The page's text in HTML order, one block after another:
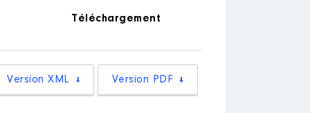
Téléchargement
Version PDF
Version XML